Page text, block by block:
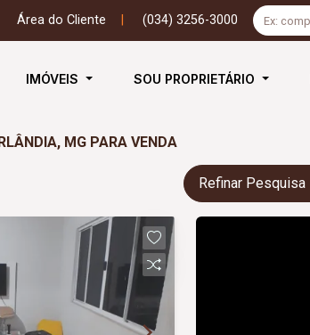
Área do Cliente (034) 3256-3000
IMÓVEIS SOU PROPRIETÁRIO
MG PARA VENDA
Refinar Pesquisa